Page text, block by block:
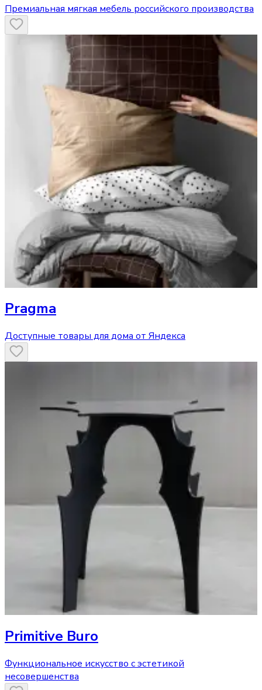
Премиальная мягкая мебель российского производства
Pragma
Доступные товары для дома от Яндекса
Primitive Buro
Функциональное искусство с эстетикой
несовершенства